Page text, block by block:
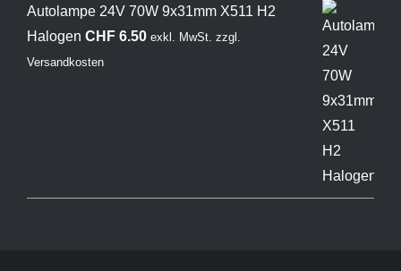
Autolampe 24V 70W 9x31mm X511 H2
Halogen CHF6.50 exkl. MwSt. zzgl.
Versandkosten